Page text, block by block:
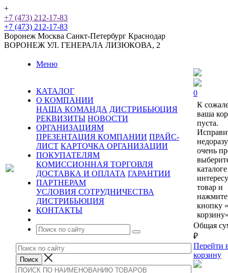
+
+7 (473) 212-17-83
+7 (473) 212-17-83
Воронеж Москва Санкт-Петербург Краснодар
ВОРОНЕЖ УЛ. ГЕНЕРАЛА ЛИЗЮКОВА, 2
Меню
КАТАЛОГ
О КОМПАНИИ
НАША КОМАНДА ДИСТРИБЬЮЦИЯ
РЕКВИЗИТЫ НОВОСТИ
ОРГАНИЗАЦИЯМ
ПРЕЗЕНТАЦИЯ КОМПАНИИ ПРАЙС-
ЛИСТ КАРТОЧКА ОРГАНИЗАЦИИ
ПОКУПАТЕЛЯМ
КОМИССИОННАЯ ТОРГОВЛЯ
ДОСТАВКА И ОПЛАТА ГАРАНТИИ
ПАРТНЕРАМ
УСЛОВИЯ СОТРУДНИЧЕСТВА
ДИСТРИБЬЮЦИЯ
КОНТАКТЫ
0
К
ваша
пуста.
очень
каталоге
товар и
нажмите
кнопку
Общая
₽
Перейти
корзину